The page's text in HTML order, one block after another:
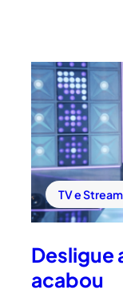
TV e
Desligue
acabou